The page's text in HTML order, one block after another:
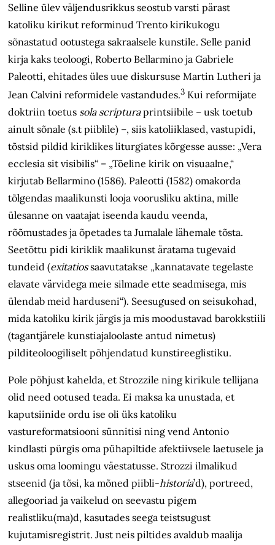
Selline ülev väljendusrikkus seostub varsti pärast
katoliku kirikut reforminud Trento kirikukogu
sõnastatud ootustega sakraalsele kunstile. Selle panid
kirja kaks teoloogi, Roberto Bellarmino ja Gabriele
Paleotti, ehitades üles uue diskursuse Martin Lutheri ja
Jean Calvini reformidele vastandudes.3 Kui reformijate
doktriin toetus sola scripturaprintsiibile – usk toetub
ainult sõnale (s.t piiblile) –, siis katoliiklased, vastupidi,
tõstsid pildid kiriklikes liturgiates kõrgesse ausse: „Vera
ecclesia sit visibilis“ – „Tõeline kirik on visuaalne,“
kirjutab Bellarmino (1586). Paleotti (1582) omakorda
tõlgendas maalikunsti looja voorusliku aktina, mille
ülesanne on vaatajat iseenda kaudu veenda,
rõõmustades ja õpetades ta Jumalale lähemale tõsta.
Seetõttu pidi kiriklik maalikunst äratama tugevaid
tundeid (exitatiossaavutatakse „kannatavate tegelaste
elavate värvidega meie silmade ette seadmisega, mis
ülendab meid harduseni“). Seesugused on seisukohad,
mida katoliku kirik järgis ja mis moodustavad barokkstiili
(tagantjärele kunstiajaloolaste antud nimetus)
pilditeoloogiliselt põhjendatud kunsti­reeglistiku.
Pole põhjust kahelda, et Strozzile ning kirikule tellijana
olid need ootused teada. Ei maksa ka unustada, et
kaputsiinide ordu ise oli üks katoliku
vastureformatsiooni sünnitisi ning vend Antonio
kindlasti pürgis oma pühapiltide afektiivsele laetusele ja
uskus oma loomingu väestatusse. Strozzi ilmalikud
stseenid (ja tõsi, ka mõned piibli-historia’d), portreed,
allegooriad ja vaikelud on seevastu pigem
realistliku(ma)d, kasutades seega teistsugust
kujutamisregistrit. Just neis piltides avaldub maalija